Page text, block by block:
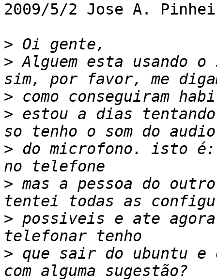
2009/5/2 Jose A.
>
> Alguem esta usando o
>
> estou a dias
> do microfono. isto é:
> mas a pessoa do
> possiveis e ate agora
> que sair do ubuntu e